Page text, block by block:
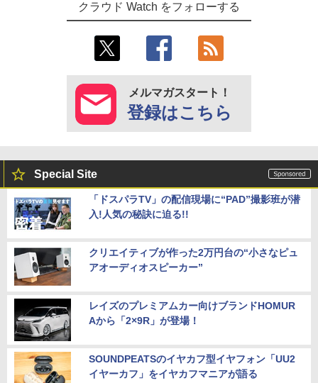
クラウド Watch をフォローする
メルマガスタート！
登録はこちら
Special Site
「ドスパラTV」の配信現場に“PAD”撮影班が潜
入!人気の秘訣に迫る!!
クリエイティブが作った2万円台の“小さなピュ
アオーディオスピーカー”
レイズのプレミアムカー向けブランドHOMUR
Aから「2×9R」が登場！
SOUNDPEATSのイヤカフ型イヤフォン「UU2
イヤーカフ」をイヤカフマニアが語る